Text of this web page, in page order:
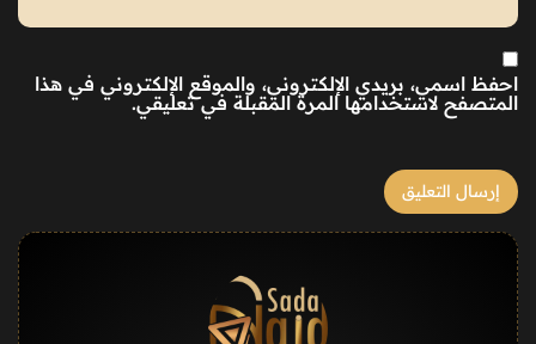
احفظ اسمي، بريدي الإلكتروني، والموقع الإلكتروني في هذا
المتصفح لاستخدامها المرة المقبلة في تعليقي.